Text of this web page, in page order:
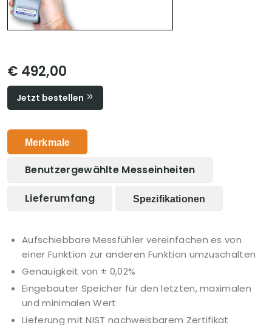
€ 492,00
Jetzt bestellen
Merkmale
Benutzergewählte Messeinheiten
Lieferumfang Spezifikationen
Aufschiebbare Messfühler vereinfachen es von
einer Funktion zur anderen Funktion umzuschalten
Genauigkeit von ± 0,02%
Eingebauter Speicher für den letzten, maximalen
und minimalen Wert
Lieferung mit NIST nachweisbarem Zertifikat